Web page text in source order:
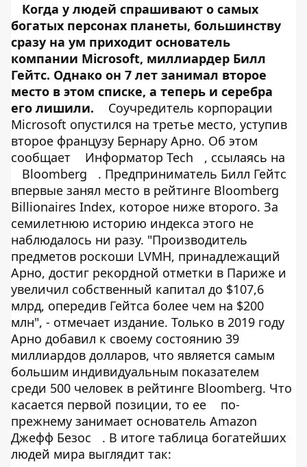
Когда у людей спрашивают о самых
богатых персонах планеты, большинству
сразу на ум приходит основатель
компании Microsoft, миллиардер Билл
Гейтс. Однако он 7 лет занимал второе
место в этом списке, а теперь и серебра
его лишили.
Соучредитель корпорации
Microsoft опустился на третье место, уступив
второе французу Бернару Арно. Об этом
сообщает
Информатор Tech
, ссылаясь на
Bloomberg
. Предприниматель Билл Гейтс
впервые занял место в рейтинге Bloomberg
Billionaires Index, которое ниже второго. За
семилетнюю историю индекса этого не
наблюдалось ни разу. "Производитель
предметов роскоши LVMH, принадлежащий
Арно, достиг рекордной отметки в Париже и
увеличил собственный капитал до $107,6
млрд, опередив Гейтса более чем на $200
млн", - отмечает издание. Только в 2019 году
Арно добавил к своему состоянию 39
миллиардов долларов, что является самым
большим индивидуальным показателем
среди 500 человек в рейтинге Bloomberg. Что
касается первой позиции, то ее
по-
прежнему занимает основатель Amazon
Джефф Безос
. В итоге таблица богатейших
людей мира выглядит так: